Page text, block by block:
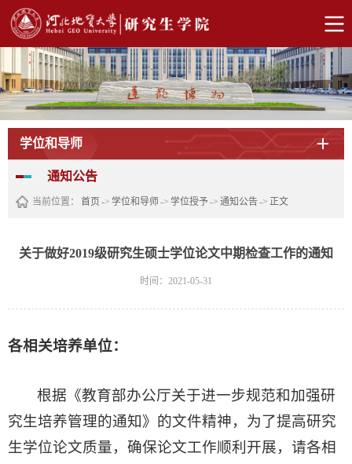
学位和导师
通知公告
当前位置： 首页 -> 学位和导师 -> 学位授予-> 通知公告-> 正文
关于做好2019级研究生硕士学位论文中期检查工作的通知
时间：2021-05-31
各相关培养单位：
根据《教育部办公厅关于进一步规范和加强研
究生培养管理的通知》的文件精神，为了提高研究
生学位论文质量，确保论文工作顺利开展，请各相